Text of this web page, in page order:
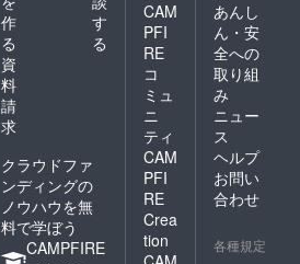
作
る
す
る
資
料
請
求
クラウドファ
ンディングの
ノウハウを無
料で学ぼう
CAMPFIRE
CAM
PFI
RE
コ
ミュ
ニ
ティ
CAM
PFI
RE
Crea
tion
あんし
ん・安
全への
取り組
み
ニュー
ス
ヘルプ
お問い
合わせ
各種規定